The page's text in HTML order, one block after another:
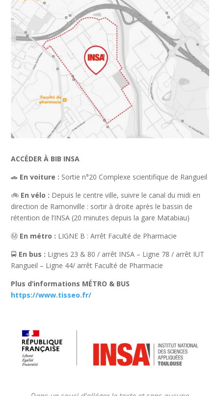
ACCÉDER À BIB INSA
🚗 En voiture : Sortie n°20 Complexe scientifique de Rangueil
🚲 En vélo : Depuis le centre ville, suivre le canal du midi en
direction de Ramonville : sortir à droite après le bassin de
rétention de l’INSA (20 minutes depuis la gare Matabiau)
Ⓜ️ En métro : LIGNE B : Arrêt Faculté de Pharmacie
🚍 En bus : Lignes 23 & 80 / arrêt INSA – Ligne 78 / arrêt IUT
Rangueil – Ligne 44/ arrêt Faculté de Pharmacie
Plus d’informations MÉTRO & BUS
https://www.tisseo.fr/